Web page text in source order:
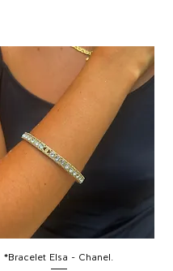
*Bracelet Elsa - Chanel.